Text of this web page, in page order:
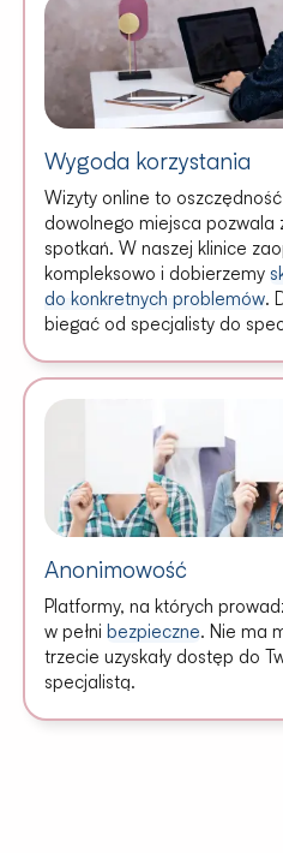
Wygoda korzystania
Wizyty online to
dowolnego miejsca pozwala
spotkań. W naszej klinice
kompleksowo i dobierzemy
do konkretnych problemów.
biegać od specjalisty do
Anonimowość
Platformy, na których
w pełni bezpieczne. Nie ma
trzecie uzyskały dostęp do
specjalistą.